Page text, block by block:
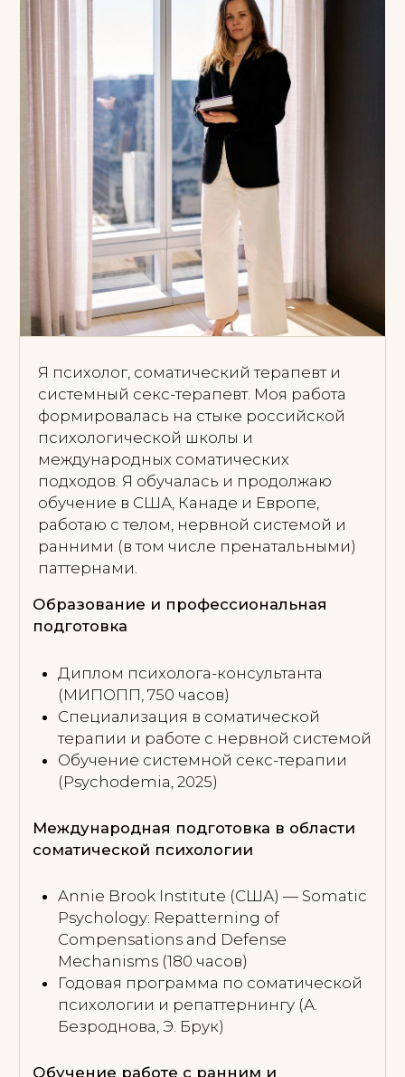
Annie Brook Institute (США) — Somatic
Compensations and Defense
Mechanisms (180 часов)
Годовая программа по соматической
психологии и репаттернингу (А.
Безроднова, Э. Брук)
Razumov Love School — современная
сексология
Московская академия
дополнительного образования —
процесс-ориентированная
психотерапия (100 часов)
Birthlight (Великобритания) — Self-
Nurture with Shaman Yoga CPD
Sense of Sexuality
Hidden Birth Legacy (Annie Brook,
США)
Образование и профессиональная
Обучение в области привязанности и
развития:
Обучение работе с ранним и
пренатальным опытом:
Международная подготовка в области
соматической психологии
Диплом психолога-консультанта
(МИПОПП, 750 часов)
Специализация в соматической
терапии и работе с нервной системой
Обучение системной секс-терапии
(Psychodemia, 2025)
международных соматических
подходов. Я обучалась и продолжаю
обучение в США, Канаде и Европе,
работаю с телом, нервной системой и
ранними (в том числе пренатальными)
паттернами.
Мои сертификаты
МОЯ РАБОТА
ПОДОЙДЁТ ВАМ,
ЕСЛИ ЭТОПРО ВАС: